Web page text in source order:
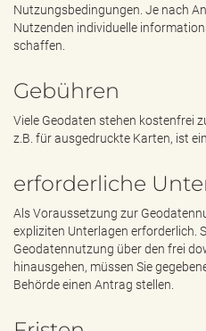
Nutzungsbedingungen. Je nach
Nutzenden individuelle
schaffen.
Gebühren
Viele Geodaten stehen kostenfrei
z.B. für ausgedruckte Karten, ist
erforderliche
Als Voraussetzung zur
expliziten Unterlagen erforderlich.
Geodatennutzung über den frei
hinausgehen, müssen Sie
Behörde einen Antrag stellen.